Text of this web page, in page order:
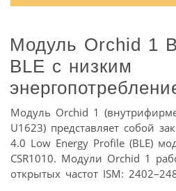
Модуль Orchid 1
BLE с низким
Модуль Orchid 1
U1623) представляет собой
4.0 Low Energy Profile (BLE)
CSR1010. Модули Orchid 1
открытых частот ISM: